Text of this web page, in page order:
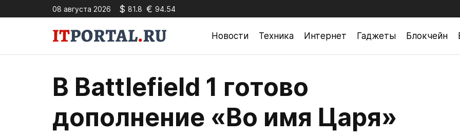
08 августа 2026 $ 81.8 € 94.54
Новости Техника Интернет Гаджеты Блокчейн
В Battlefield 1 готово
дополнение «Во имя Царя»